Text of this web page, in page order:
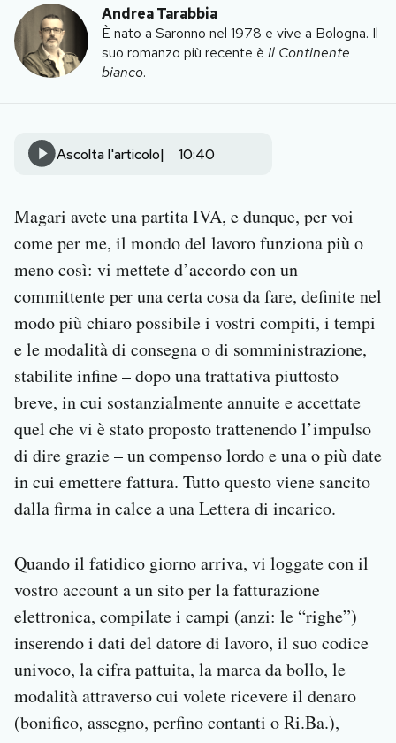
CALENDARIO
AREA PERSONALE
Notifiche mobile
Esci
Andrea Tarabbia
È nato a Saronno nel 1978 e vive a Bologna. Il
suo romanzo più recente è Il Continente
bianco.
Ascolta l'articolo 10:40
Magari avete una partita IVA, e dunque, per voi
come per me, il mondo del lavoro funziona più o
meno così: vi mettete d’accordo con un
committente per una certa cosa da fare, definite nel
modo più chiaro possibile i vostri compiti, i tempi
e le modalità di consegna o di somministrazione,
stabilite infine – dopo una trattativa piuttosto
breve, in cui sostanzialmente annuite e accettate
quel che vi è stato proposto trattenendo l’impulso
di dire grazie – un compenso lordo e una o più date
in cui emettere fattura. Tutto questo viene sancito
dalla firma in calce a una Lettera di incarico.
Quando il fatidico giorno arriva, vi loggate con il
vostro account a un sito per la fatturazione
elettronica, compilate i campi (anzi: le “righe”)
inserendo i dati del datore di lavoro, il suo codice
univoco, la cifra pattuita, la marca da bollo, le
modalità attraverso cui volete ricevere il denaro
(bonifico, assegno, perfino contanti o Ri.Ba.),